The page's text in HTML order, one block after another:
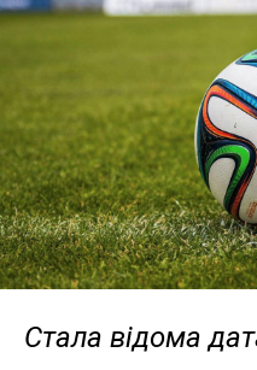
Стала відома